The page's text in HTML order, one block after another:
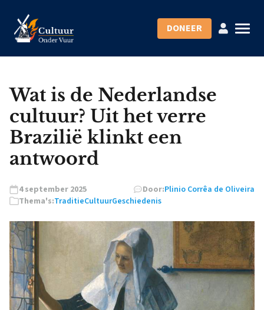
DONEER
Wat is de Nederlandse
cultuur? Uit het verre
Brazilië klinkt een
antwoord
4 september 2025 Door:Plinio Corrêa de Oliveira
Thema's:TraditieCultuurGeschiedenis